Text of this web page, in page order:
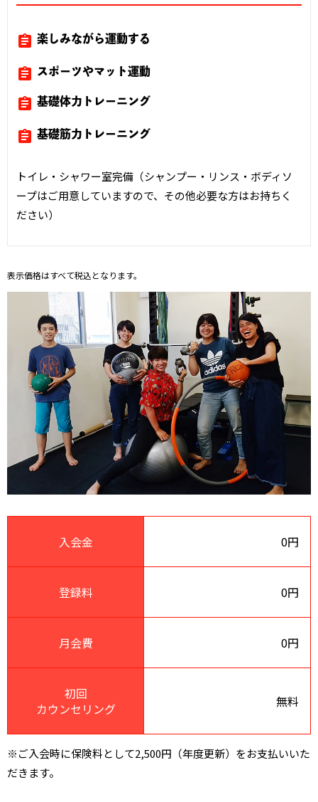
assignment 楽しみながら運動する
assignment スポーツやマット運動
assignment 基礎体力トレーニング
assignment 基礎筋力トレーニング
トイレ・シャワー室完備（シャンプー・リンス・ボディソ
ープはご用意していますので、その他必要な方はお持ちく
ださい）
表示価格はすべて税込となります。
入会金 0円
登録料 0円
月会費 0円
初回
カウンセリング
無料
※ご入会時に保険料として2,500円（年度更新）をお支払いいた
だきます。